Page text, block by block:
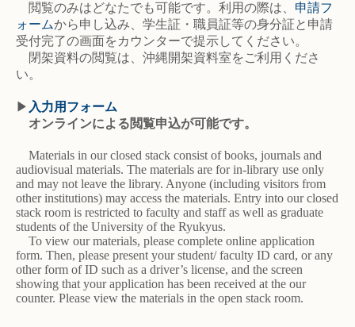
閲覧のみはどなたでも可能です。利用の際は、 申請フ
ォームから申し込み、学生証・職員証等の身分証と申請
受付完了の画面をカウンターで提示してください。
閉架資料の閲覧は、沖縄開架資料室をご利用くださ
い。
▶ 入力用フォーム
オンラインによる閲覧申込が可能です。
Materials in our closed stack consist of books, journals and
audiovisual materials. The materials are for in-library use only
and may not leave the library. Anyone (including visitors from
other institutions) may access the materials. Entry into our closed
stack room is restricted to faculty and staff as well as graduate
students of the University of the Ryukyus.
To view our materials, please complete online application
form. Then, please present your student/ faculty ID card, or any
other form of ID such as a driver’s license, and the screen
showing that your application has been received at the our
counter. Please view the materials in the open stack room.